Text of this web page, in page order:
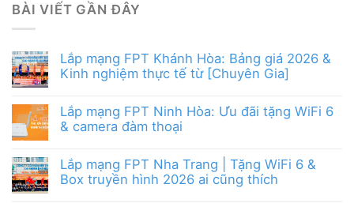
BÀI VIẾT GẦN ĐÂY
Lắp mạng FPT Khánh Hòa: Bảng giá 2026 &
Kinh nghiệm thực tế từ [Chuyên Gia]
Lắp mạng FPT Ninh Hòa: Ưu đãi tặng WiFi 6
& camera đàm thoại
Lắp mạng FPT Nha Trang | Tặng WiFi 6 &
Box truyền hình 2026 ai cũng thích